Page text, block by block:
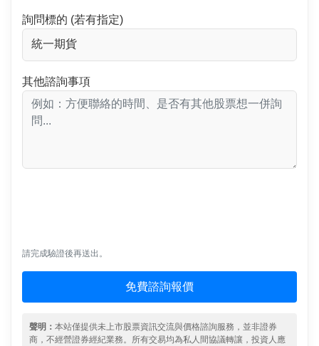
詢問標的 (若有指定)
其他諮詢事項
請完成驗證後再送出。
免費諮詢報價
聲明： 本站僅提供未上市股票資訊交流與價格諮詢服務，並非證券
商，不經營證券經紀業務。所有交易均為私人間協議轉讓，投資人應